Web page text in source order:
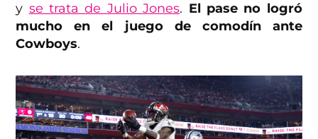
y se trata de Julio Jones. El pase no logró
mucho en el juego de comodín ante
Cowboys.